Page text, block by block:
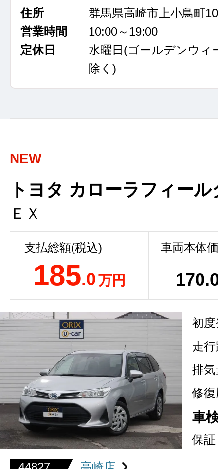
住所
群馬県高崎市上小鳥町
営業時間
10:00～19:00
定休日
水曜日 (ゴールデンウィ
除く)
NEW
トヨタ カローラフィー
ＥＸ
支払総額(税込)
185.0万円
車両本体
170
初
走
排気
修復
車
保証